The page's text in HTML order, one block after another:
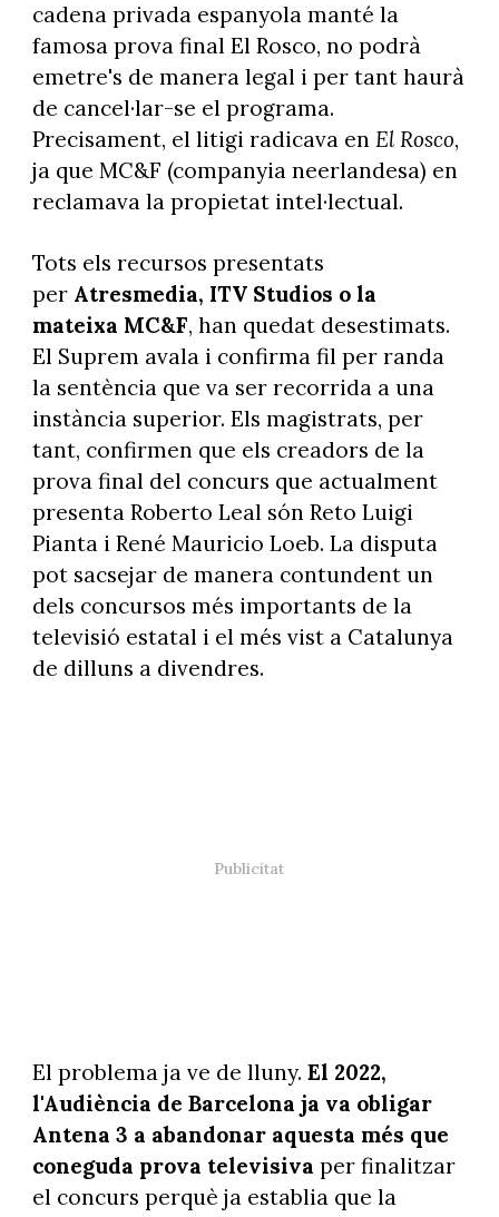
cadena privada espanyola manté la
famosa prova final El Rosco, no podrà
emetre's de manera legal i per tant haurà
de cancel·lar-se el programa.
Precisament, el litigi radicava en El Rosco,
ja que MC&F (companyia neerlandesa) en
reclamava la propietat intel·lectual.
Tots els recursos presentats
per Atresmedia, ITV Studios o la
mateixa MC&F, han quedat desestimats.
El Suprem avala i confirma fil per randa
la sentència que va ser recorrida a una
instància superior. Els magistrats, per
tant, confirmen que els creadors de la
prova final del concurs que actualment
presenta Roberto Leal són Reto Luigi
Pianta i René Mauricio Loeb. La disputa
pot sacsejar de manera contundent un
dels concursos més importants de la
televisió estatal i el més vist a Catalunya
de dilluns a divendres.
El problema ja ve de lluny. El 2022,
l'Audiència de Barcelona ja va obligar
Antena 3 a abandonar aquesta més que
coneguda prova televisiva per finalitzar
el concurs perquè ja establia que la